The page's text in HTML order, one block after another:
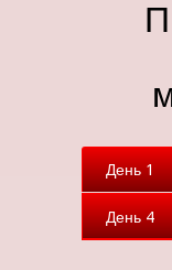
День 1
День 4